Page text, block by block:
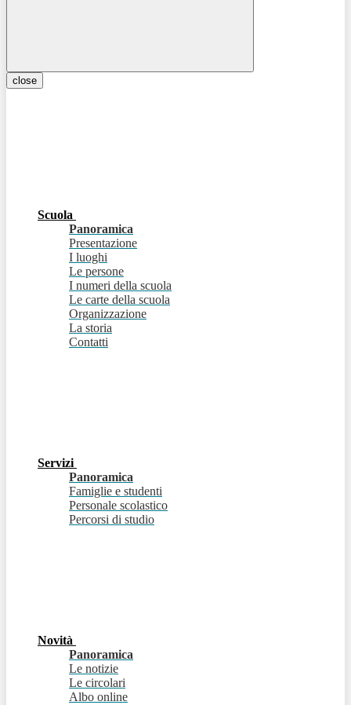
close
Scuola
Panoramica
Presentazione
I luoghi
Le persone
I numeri della scuola
Le carte della scuola
Organizzazione
La storia
Contatti
Servizi
Panoramica
Famiglie e studenti
Personale scolastico
Percorsi di studio
Novità
Panoramica
Le notizie
Le circolari
Albo online